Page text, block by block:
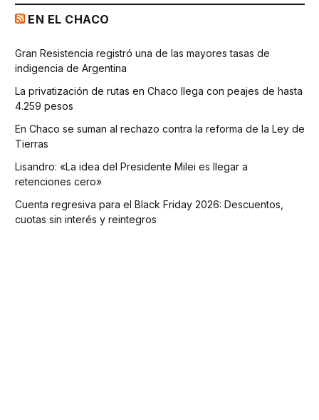
EN EL CHACO
Gran Resistencia registró una de las mayores tasas de
indigencia de Argentina
La privatización de rutas en Chaco llega con peajes de hasta
4.259 pesos
En Chaco se suman al rechazo contra la reforma de la Ley de
Tierras
Lisandro: «La idea del Presidente Milei es llegar a
retenciones cero»
Cuenta regresiva para el Black Friday 2026: Descuentos,
cuotas sin interés y reintegros